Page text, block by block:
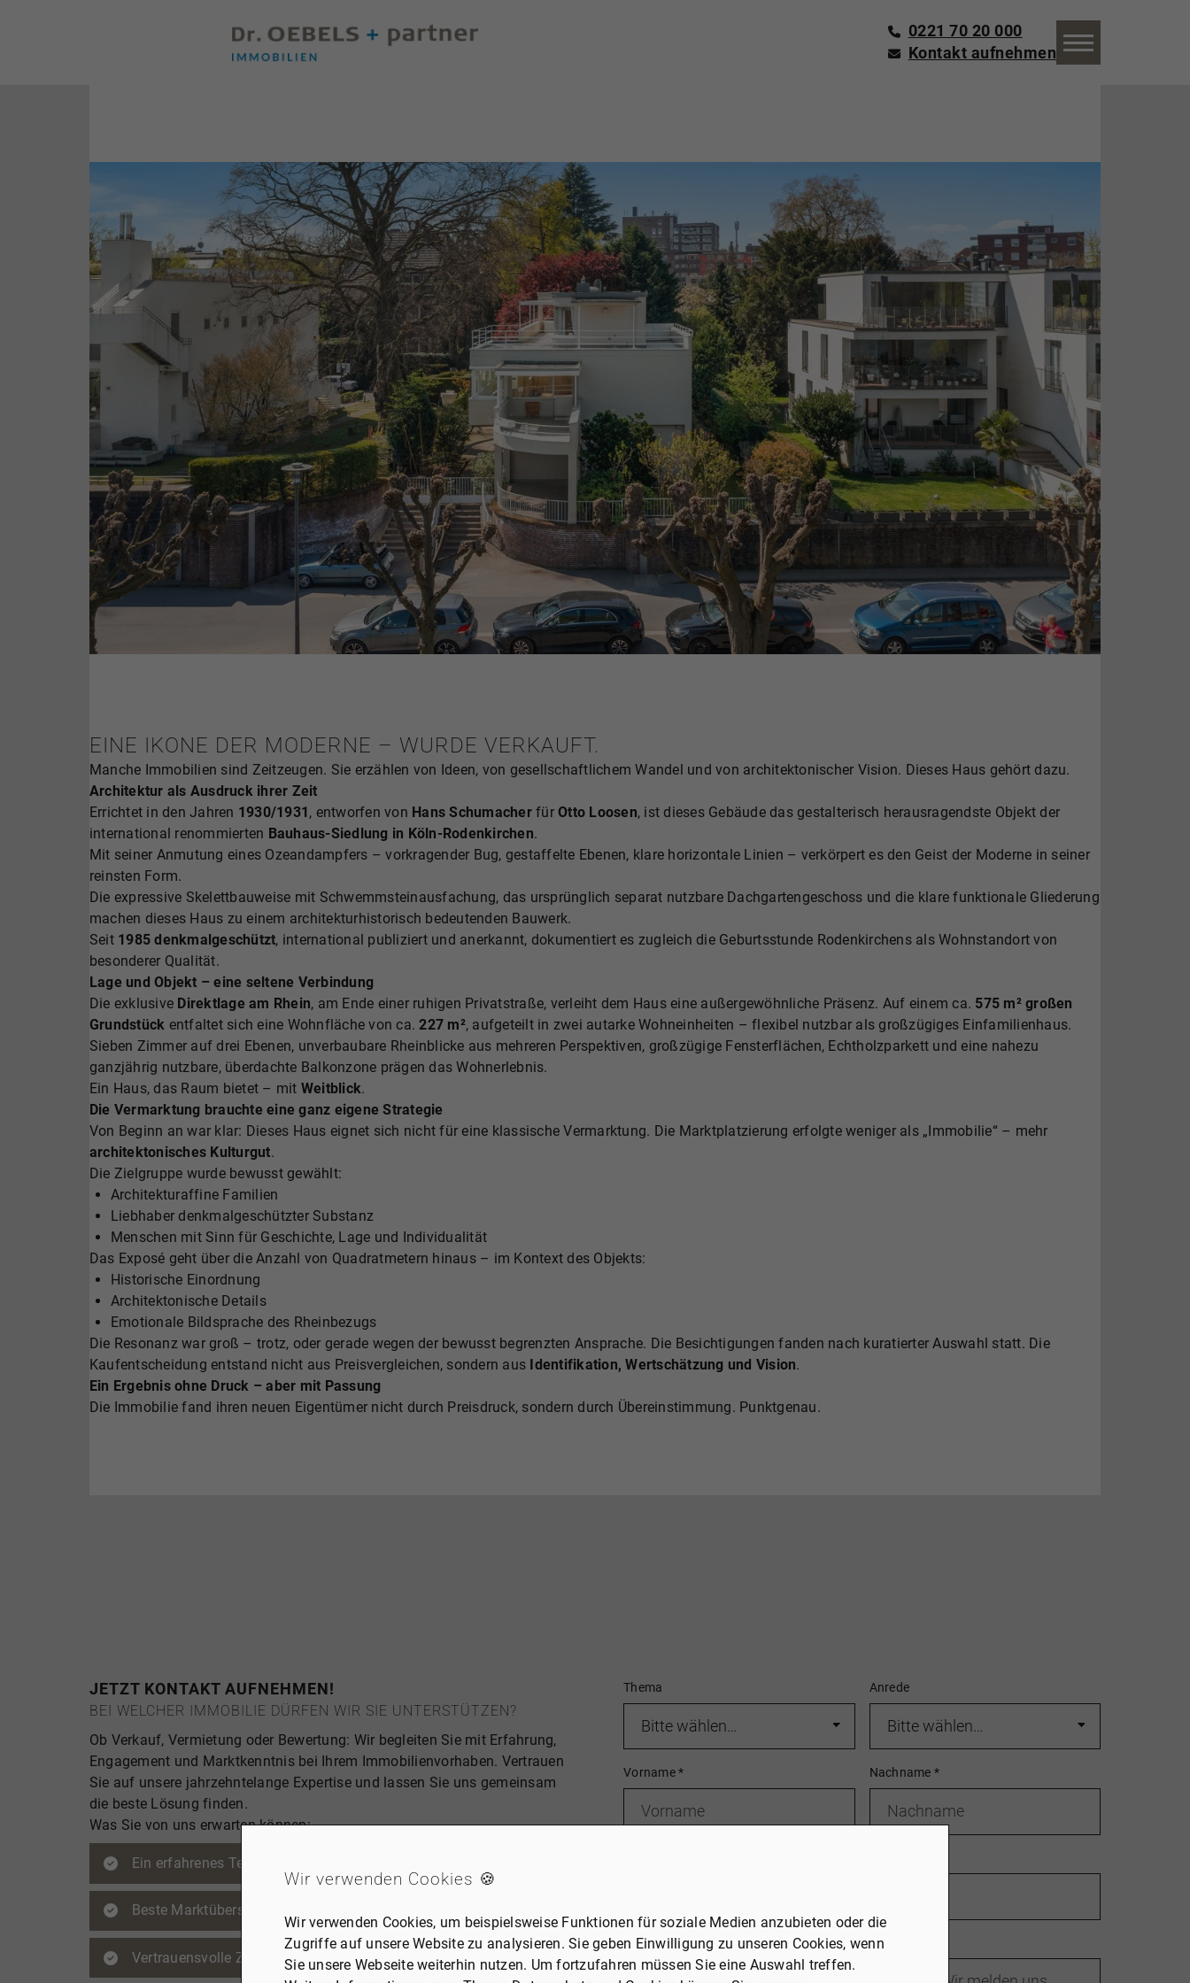
0221 70 20 000
Kontakt aufnehmen
EINE IKONE DER MODERNE – WURDE VERKAUFT.
Manche Immobilien sind Zeitzeugen. Sie erzählen von Ideen, von gesellschaftlichem Wandel und von architektonischer Vision. Dieses Haus gehört dazu.
Architektur als Ausdruck ihrer Zeit
Errichtet in den Jahren 1930/1931, entworfen von Hans SchumacherfürOtto Loosen, ist dieses Gebäude das gestalterisch herausragendste Objekt der
international renommierten Bauhaus-Siedlung in Köln-Rodenkirchen.
Mit seiner Anmutung eines Ozeandampfers – vorkragender Bug, gestaffelte Ebenen, klare horizontale Linien – verkörpert es den Geist der Moderne in seiner
reinsten Form.
Die expressive Skelettbauweise mit Schwemmsteinausfachung, das ursprünglich separat nutzbare Dachgartengeschoss und die klare funktionale Gliederung
machen dieses Haus zu einem architekturhistorisch bedeutenden Bauwerk.
Seit 1985 denkmalgeschützt, international publiziert und anerkannt, dokumentiert es zugleich die Geburtsstunde Rodenkirchens als Wohnstandort von
besonderer Qualität.
Lage und Objekt – eine seltene Verbindung
Die exklusive Direktlage am Rhein, am Ende einer ruhigen Privatstraße, verleiht dem Haus eine außergewöhnliche Präsenz. Auf einem ca. 575 m² großen
Grundstück entfaltet sich eine Wohnfläche von ca.227 m², aufgeteilt in zwei autarke Wohneinheiten – flexibel nutzbar als großzügiges Einfamilienhaus.
Sieben Zimmer auf drei Ebenen, unverbaubare Rheinblicke aus mehreren Perspektiven, großzügige Fensterflächen, Echtholzparkett und eine nahezu
ganzjährig nutzbare, überdachte Balkonzone prägen das Wohnerlebnis.
Ein Haus, das Raum bietet – mit Weitblick.
Die Vermarktung brauchte eine ganz eigene Strategie
Von Beginn an war klar: Dieses Haus eignet sich nicht für eine klassische Vermarktung. Die Marktplatzierung erfolgte weniger als „Immobilie“ – mehr
architektonisches Kulturgut.
Die Zielgruppe wurde bewusst gewählt:
Architekturaffine Familien
Liebhaber denkmalgeschützter Substanz
Menschen mit Sinn für Geschichte, Lage und Individualität
Das Exposé geht über die Anzahl von Quadratmetern hinaus – im Kontext des Objekts:
Historische Einordnung
Architektonische Details
Emotionale Bildsprache des Rheinbezugs
Die Resonanz war groß – trotz, oder gerade wegen der bewusst begrenzten Ansprache. Die Besichtigungen fanden nach kuratierter Auswahl statt. Die
Kaufentscheidung entstand nicht aus Preisvergleichen, sondern aus Identifikation, Wertschätzung und Vision.
Ein Ergebnis ohne Druck – aber mit Passung
Die Immobilie fand ihren neuen Eigentümer nicht durch Preisdruck, sondern durch Übereinstimmung. Punktgenau.
JETZT KONTAKT AUFNEHMEN!
BEI WELCHER IMMOBILIE DÜRFEN WIR SIE UNTERSTÜTZEN?
Ob Verkauf, Vermietung oder Bewertung: Wir begleiten Sie mit Erfahrung,
Engagement und Marktkenntnis bei Ihrem Immobilienvorhaben. Vertrauen
Sie auf unsere jahrzehntelange Expertise und lassen Sie uns gemeinsam
die beste Lösung finden.
Was Sie von uns erwarten können:
Ein erfahrenes Team, das zuhört, versteht und individuell berät
Beste Marktübersicht dank umfassender regionaler Expertise
Vertrauensvolle Zusammenarbeit und transparente Prozesse
Thema Anrede
Vorname* Nachname *
Nachricht*
Wir verwenden Cookies 🍪
Wir verwenden Cookies, um beispielsweise Funktionen für soziale Medien anzubieten oder die
Zugriffe auf unsere Website zu analysieren. Sie geben Einwilligung zu unseren Cookies, wenn
Sie unsere Webseite weiterhin nutzen. Um fortzufahren müssen Sie eine Auswahl treffen.